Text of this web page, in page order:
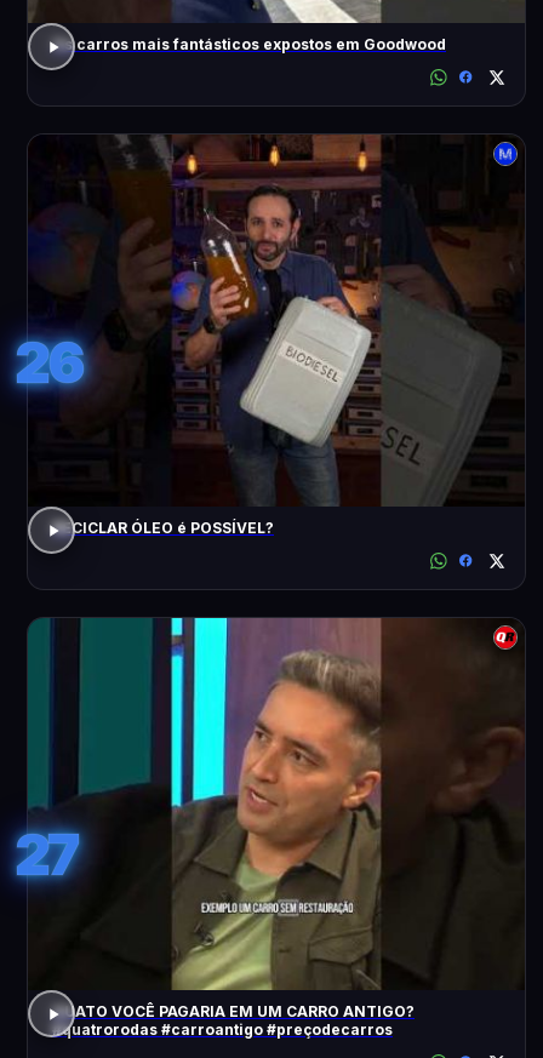
Os carros mais fantásticos expostos em Goodwood
26
RECICLAR ÓLEO é POSSÍVEL?
27
QUATO VOCÊ PAGARIA EM UM CARRO ANTIGO?
#quatrorodas #carroantigo #preçodecarros